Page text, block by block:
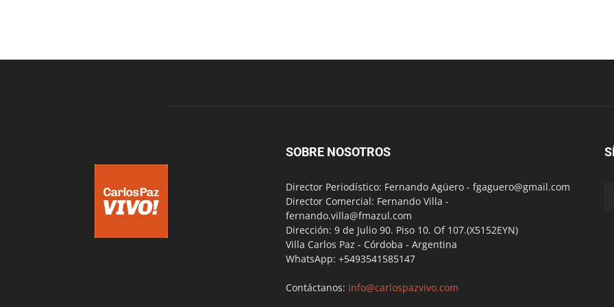
SOBRE NOSOTROS
Director Periodístico: Fernando Agüero - fgaguero@gmail.com
Director Comercial: Fernando Villa -
fernando.villa@fmazul.com
Dirección: 9 de Julio 90. Piso 10. Of 107.(X5152EYN)
Villa Carlos Paz - Córdoba - Argentina
WhatsApp: +5493541585147
Contáctanos: info@carlospazvivo.com